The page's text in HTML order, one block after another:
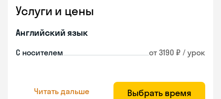
Услуги и цены
Английский язык
С носителем от 3190 ₽ / урок
Читать дальше Выбрать время